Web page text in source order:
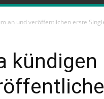
an und veröffentlichen erste
kündigen